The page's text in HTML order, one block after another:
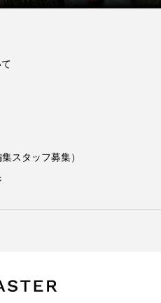
スタッフ募集）